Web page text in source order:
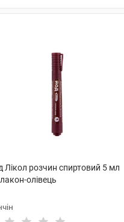
Лікол розчин спиртовий 5 мл
олівець